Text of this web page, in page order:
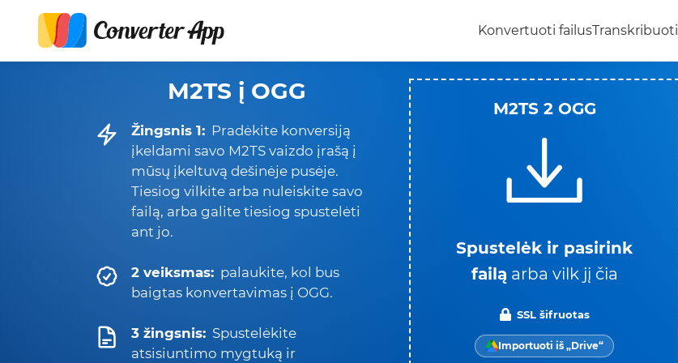
Konvertuoti failusTranskribuoti
M2TS į OGG
Žingsnis 1: Pradėkite konversiją
įkeldami savo M2TS vaizdo įrašą į
mūsų įkeltuvą dešinėje pusėje.
Tiesiog vilkite arba nuleiskite savo
failą, arba galite tiesiog spustelėti
ant jo.
2 veiksmas: palaukite, kol bus
baigtas konvertavimas į OGG.
3 žingsnis: Spustelėkite
atsisiuntimo mygtuką ir
M2TS 2 OGG
Spustelėk ir pasirink
failą arba vilk jį čia
SSL šifruotas
Importuoti iš „Drive“